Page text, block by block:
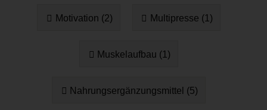
Motivation (2) Multipresse (1)
Muskelaufbau (1)
Nahrungsergänzungsmittel (5)